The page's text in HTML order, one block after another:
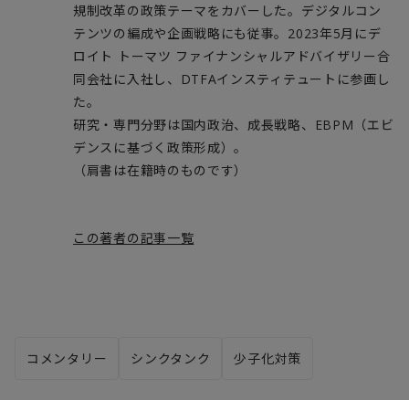
規制改革の政策テーマをカバーした。デジタルコン
テンツの編成や企画戦略にも従事。2023年5月にデ
ロイト トーマツ ファイナンシャルアドバイザリー合
同会社に入社し、DTFAインスティテュートに参画し
た。
研究・専門分野は国内政治、成長戦略、EBPM（エビ
デンスに基づく政策形成）。
（肩書は在籍時のものです）
この著者の記事一覧
コメンタリー シンクタンク 少子化対策